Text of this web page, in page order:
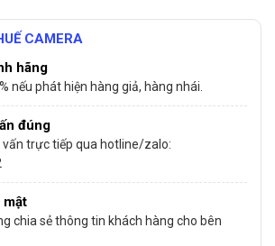
CAMERA
hãng
nếu phát hiện hàng giả, hàng nhái.
đúng
trực tiếp qua hotline/zalo:
mật
chia sẻ thông tin khách hàng cho bên